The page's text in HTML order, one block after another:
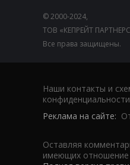
© 2000-2024,
ТОВ «КЕПРЕЙТ
Все права защищены.
Наши контакты и
Реклама на сайте:
Оставляя
имеющих отношение